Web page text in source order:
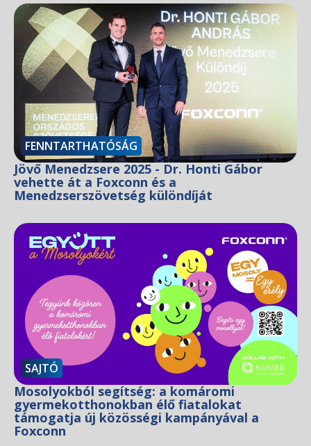
FENNTARTHATÓSÁG
Jövő Menedzsere 2025 - Dr. Honti Gábor
vehette át a Foxconn és a
Menedzserszövetség különdíját
SAJTÓ
Mosolyokból segítség: a komáromi
gyermekotthonokban élő fiatalokat
támogatja új közösségi kampányával a
Foxconn